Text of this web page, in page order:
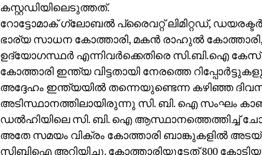
കസ്റ്റഡിയിലെടുത്തത്.
റോട്ടോമാക് ഗ്ലോബല്‍ പ്രൈവറ്റ് ലിമിറ്റഡ്,
ഭാര്യ സാധന കോത്താരി, മകന്‍ രാഹുല്‍ കോത്താരി,
ഉദ്യോഗസ്ഥര്‍ എന്നിവര്‍ക്കെതിരെ സി.ബി.ഐ കേസ്
കോത്താരി ഇന്ത്യ വിട്ടതായി നേരത്തെ
അദ്ദേഹം ഇന്ത്യയില്‍ തന്നെയുണ്ടെന്ന കഴിഞ്ഞ
അടിസ്ഥാനത്തിലായിരുന്നു സി. ബി. ഐ സംഘം
ഡല്‍ഹിയിലെ സി. ബി. ഐ ആസ്ഥാനത്തെത്തിച്ച്
അതേ സമയം വിക്രം കോത്താരി ബാങ്കുകളില്‍
സിബിഐ അറിയിച്ചു. കോത്താരിയുടേത് 800